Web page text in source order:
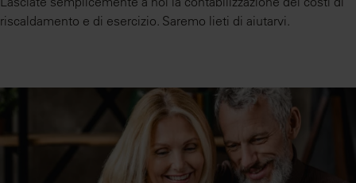
riscaldamento e di esercizio. Saremo lieti di aiutarvi.